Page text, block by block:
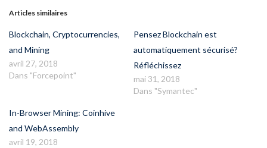
Articles similaires
Blockchain, Cryptocurrencies,
and Mining
avril 27, 2018
Dans "Forcepoint"
Pensez Blockchain est
automatiquement sécurisé?
Réfléchissez
mai 31, 2018
Dans "Symantec"
In-Browser Mining: Coinhive
and WebAssembly
avril 19, 2018